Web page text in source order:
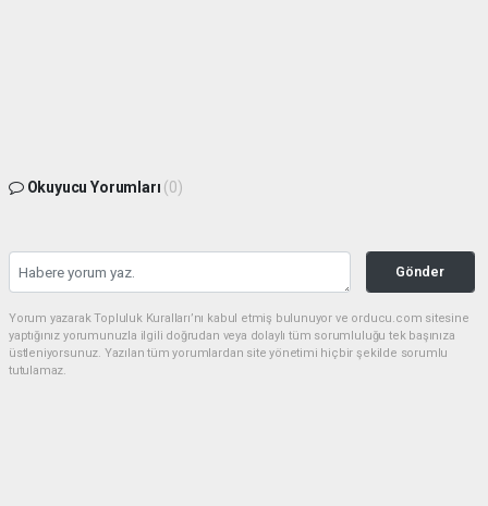
Okuyucu Yorumları (0)
Gönder
Yorum yazarak Topluluk Kuralları’nı kabul etmiş bulunuyor ve orducu.com sitesine
yaptığınız yorumunuzla ilgili doğrudan veya dolaylı tüm sorumluluğu tek başınıza
üstleniyorsunuz. Yazılan tüm yorumlardan site yönetimi hiçbir şekilde sorumlu
tutulamaz.